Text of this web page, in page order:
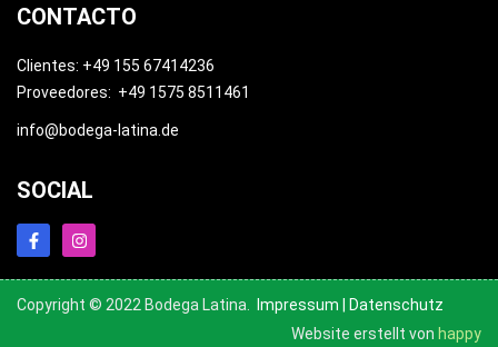
Galleta, Doña Pepa, 23g.
CONTACTO
Clientes: +49 155 67414236
Proveedores: +49 1575 8511461
info@bodega-latina.de
SOCIAL
Copyright © 2022 Bodega Latina. Impressum
Datenschutz
Website erstellt von happy